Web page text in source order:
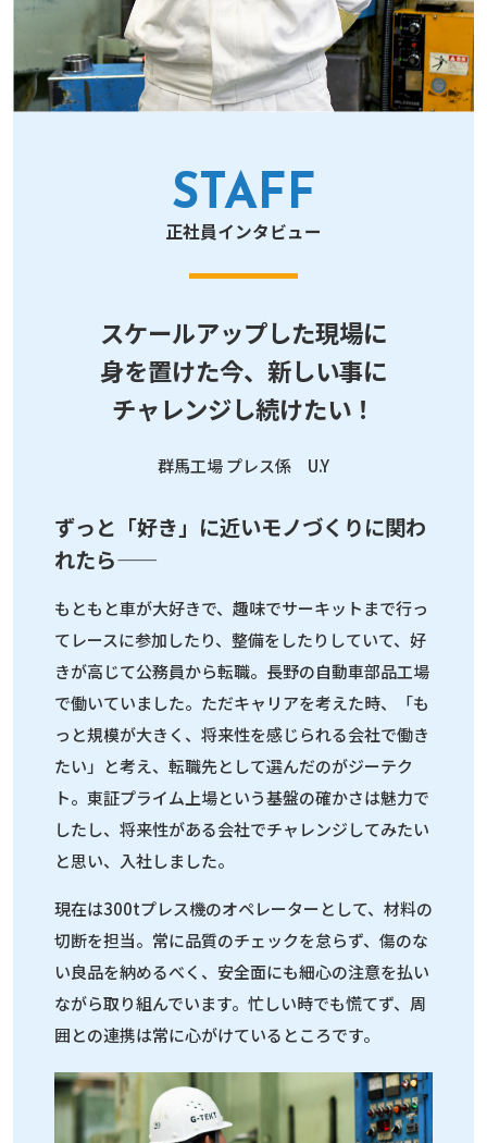
STAFF
正社員インタビュー
スケールアップした現場に
身を置けた今、 新しい事に
チャレンジし続けたい！
群馬工場 プレス係 U.Y
ずっと「好き」に近いモノづくりに関わ
れたら――
もともと車が大好きで、趣味でサーキットまで行っ
てレースに参加したり、整備をしたりしていて、好
きが高じて公務員から転職。長野の自動車部品工場
で働いていました。ただキャリアを考えた時、「も
っと規模が大きく、将来性を感じられる会社で働き
たい」と考え、転職先として選んだのがジーテク
ト。東証プライム上場という基盤の確かさは魅力で
したし、将来性がある会社でチャレンジしてみたい
と思い、入社しました。
現在は300tプレス機のオペレーターとして、材料の
切断を担当。常に品質のチェックを怠らず、傷のな
い良品を納めるべく、安全面にも細心の注意を払い
ながら取り組んでいます。忙しい時でも慌てず、周
囲との連携は常に心がけているところです。